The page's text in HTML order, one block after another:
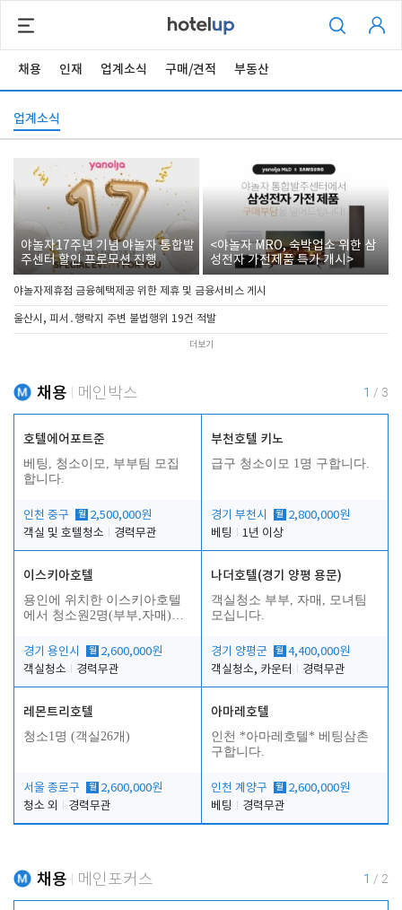
채용 인재 업계소식 구매/견적 부동산
업계소식
야놀자17주년 기념 야놀자 통합발
주센터 할인 프로모션 진행
<야놀자 MRO, 숙박업소 위한 삼
성전자 가전제품 특가 개시>
야놀자제휴점 금융혜택제공 위한 제휴 및 금융서비스 게시
울산시, 피서․행락지 주변 불법행위 19건 적발
더보기
채용 메인박스 1 / 3
호텔에어포트준
베팅, 청소이모, 부부팀 모집
합니다.
인천 중구 월 2,500,000원
객실 및 호텔청소
경력무관
부천호텔 키노
급구 청소이모 1명 구합니다.
경기 부천시 월 2,800,000원
베팅
1년 이상
이스키아호텔
용인에 위치한 이스키아호텔
에서 청소원2명(부부,자매)을
경기 용인시
월 2,600,000원
객실청소
경력무관
나더호텔(경기 양평 용문)
객실청소 부부, 자매, 모녀팀
모십니다.
경기 양평군 월 4,400,000원
객실청소, 카운터
경력무관
레몬트리호텔
청소1명 (객실26개)
서울 종로구 월 2,600,000원
청소 외
경력무관
아마레호텔
인천 *아마레호텔* 베팅삼촌
구합니다.
인천 계양구 월 2,600,000원
베팅
경력무관
채용 메인포커스 1 / 2